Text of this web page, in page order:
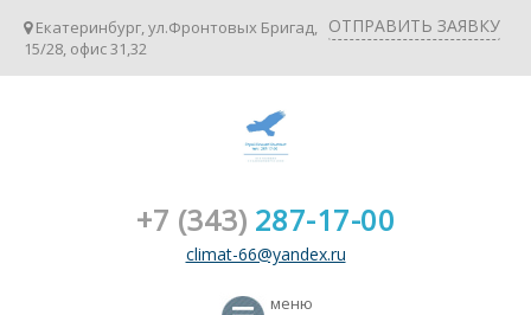
ОТПРАВИТЬ ЗАЯВКУ
Екатеринбург, ул.Фронтовых Бригад,
15/28, офис 31,32
+7 (343) 287-17-00
climat-66@yandex.ru
меню